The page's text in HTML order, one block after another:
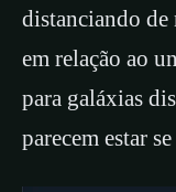
distanciando de
em relação ao
para galáxias
parecem estar